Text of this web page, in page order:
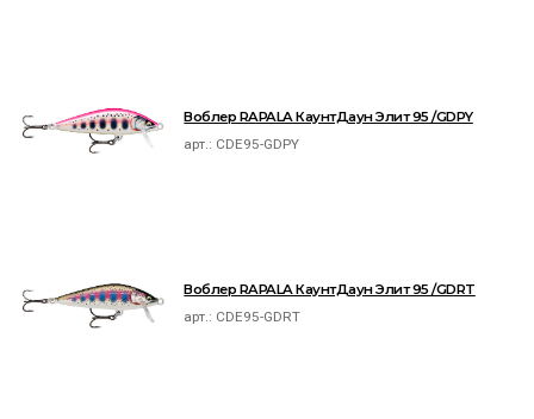
Воблер RAPALA КаунтДаун Элит 95 /GDPY
арт.: CDE95-GDPY
Воблер RAPALA КаунтДаун Элит 95 /GDRT
арт.: CDE95-GDRT